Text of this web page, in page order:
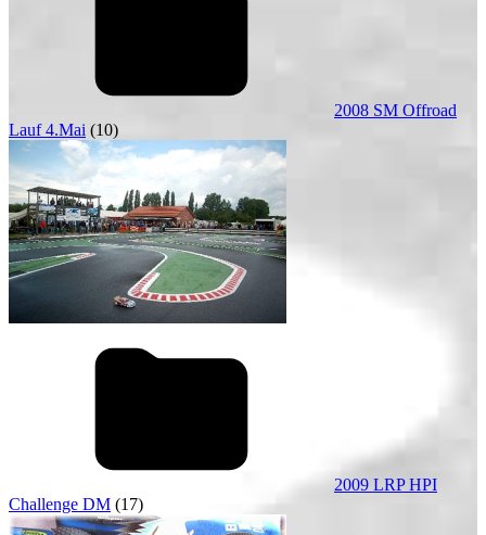
2008 SM Offroad
Lauf 4.Mai (10)
2009 LRP HPI
Challenge DM (17)